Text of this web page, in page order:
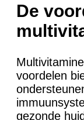
De
voordelen
gezonde